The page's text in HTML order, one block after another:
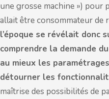
une grosse machine »)
allait être consommateur de
l’époque se révélait donc
comprendre la demande
au mieux les
détourner les
maîtrise des possibilités de